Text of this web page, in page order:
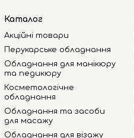
Каталог
Акційні товари
Перукарське обладнання
Обладнання для манікюру
та педикюру
Косметологічне
обладнання
Обладнання та засоби
для масажу
Обладнання для візажу